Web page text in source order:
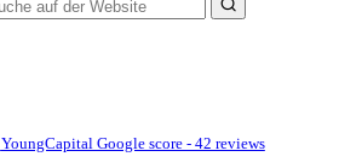
YoungCapital Google score - 42 reviews